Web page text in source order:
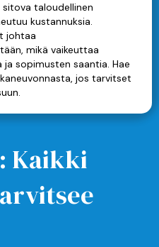
Kaikki
sitova taloudellinen
kustannuksia.
johtaa
mikä vaikeuttaa
sopimusten saantia. Hae
jos tarvitset